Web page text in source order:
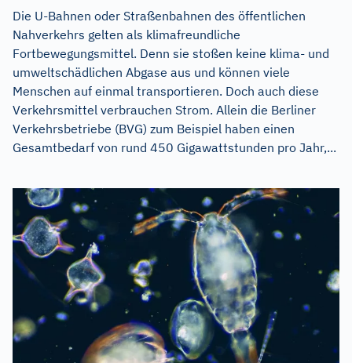
Die U-Bahnen oder Straßenbahnen des öffentlichen
Nahverkehrs gelten als klimafreundliche
Fortbewegungsmittel. Denn sie stoßen keine klima- und
umweltschädlichen Abgase aus und können viele
Menschen auf einmal transportieren. Doch auch diese
Verkehrsmittel verbrauchen Strom. Allein die Berliner
Verkehrsbetriebe (BVG) zum Beispiel haben einen
Gesamtbedarf von rund 450 Gigawattstunden pro Jahr,...